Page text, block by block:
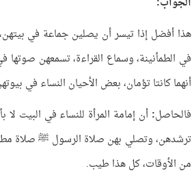
هذا أفضل إذا تيسر أن يصلين جماعة في
في الطمأنينة، وسماع القراءة، تسمعهن
أنهما كانتا تؤمان، بعض الأحيان النساء في
فالحاصل: أن إمامة المرأة للنساء في البيت
ترشدهن، وتصلي بهن صلاة الرسول ﷺ صلاة
من الأوقات، كل هذا طيب.